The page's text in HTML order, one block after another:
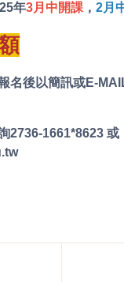
年3月中開課 ， 2月
名後以簡訊或E-
2736-1661*8623 或